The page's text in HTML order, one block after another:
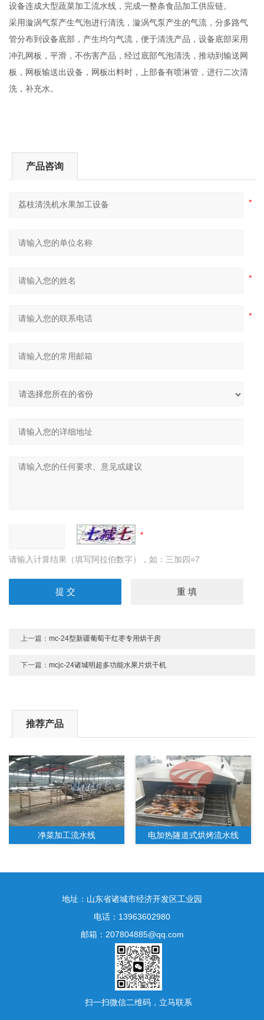
设备连成大型蔬菜加工流水线，完成一整条食品加工供应链。
采用漩涡气泵产生气泡进行清洗，漩涡气泵产生的气流，分多路气
管分布到设备底部，产生均匀气流，便于清洗产品，设备底部采用
冲孔网板，平滑，不伤害产品，经过底部气泡清洗，推动到输送网
板，网板输送出设备，网板出料时，上部备有喷淋管，进行二次清
洗，补充水。
产品咨询
请输入计算结果（填写阿拉伯数字），如：三加四=7
上一篇：mc-24型新疆葡萄干红枣专用烘干房
下一篇：mcjc-24诸城明超多功能水果片烘干机
推荐产品
净菜加工流水线 电加热隧道式烘烤流水线
水果净菜加工生产线
地址：山东省诸城市经济开发区工业园
电话：13963602980
邮箱：207804885@qq.com
扫一扫微信二维码，立马联系